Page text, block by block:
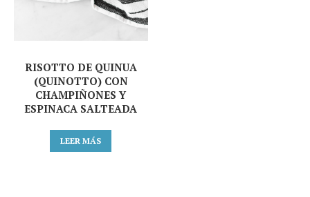
RISOTTO DE QUINUA
(QUINOTTO) CON
CHAMPIÑONES Y
ESPINACA SALTEADA
LEER MÁS